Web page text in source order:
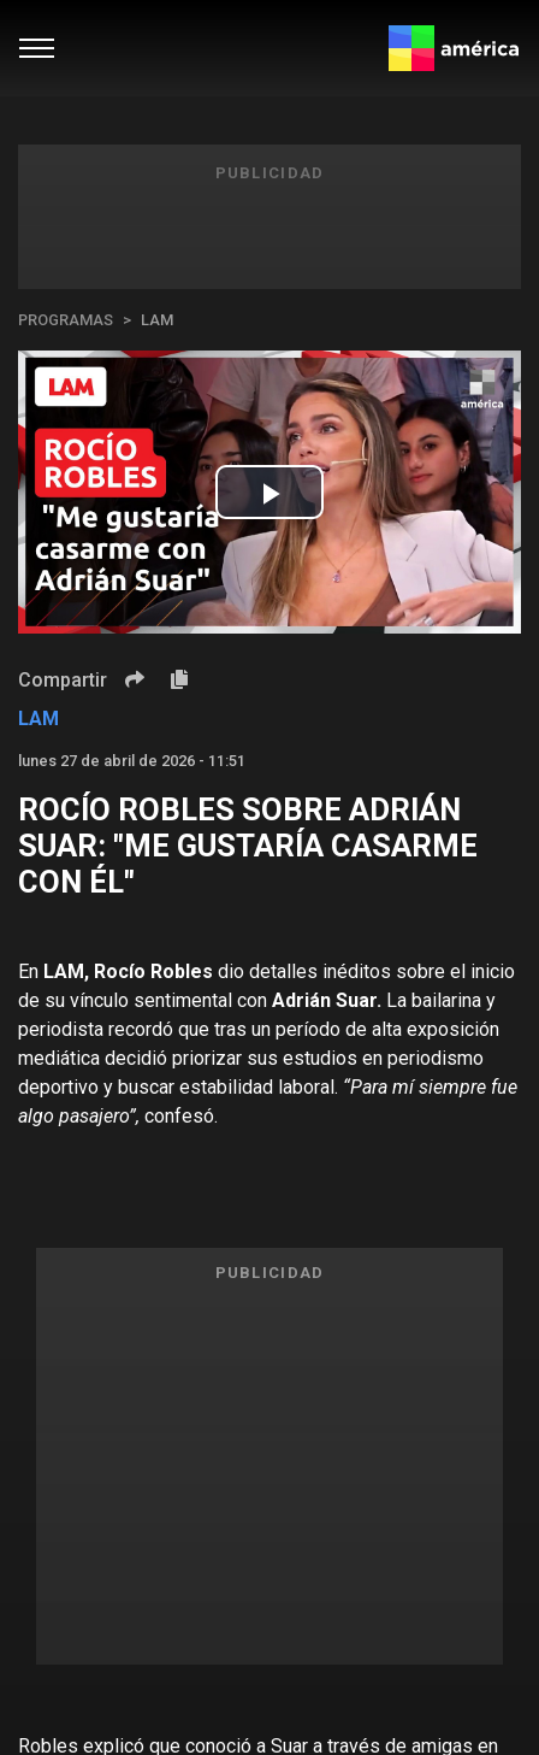
PUBLICIDAD
PROGRAMAS LAM
Play
Video
Compartir
LAM
lunes 27 de abril de 2026 - 11:51
ROCÍO ROBLES SOBRE ADRIÁN
SUAR: "ME GUSTARÍA CASARME
CON ÉL"
En LAM, Rocío Robles dio detalles inéditos sobre el inicio
de su vínculo sentimental con Adrián Suar. La bailarina y
periodista recordó que tras un período de alta exposición
mediática decidió priorizar sus estudios en periodismo
deportivo y buscar estabilidad laboral. “Para mí siempre fue
algo pasajero”, confesó.
PUBLICIDAD
Robles explicó que conoció a Suar a través de amigas en